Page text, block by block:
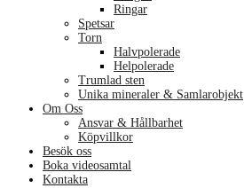
Ringar
Spetsar
Torn
Halvpolerade
Helpolerade
Trumlad sten
Unika mineraler & Samlarobjekt
Om Oss
Ansvar & Hållbarhet
Köpvillkor
Besök oss
Boka videosamtal
Kontakta